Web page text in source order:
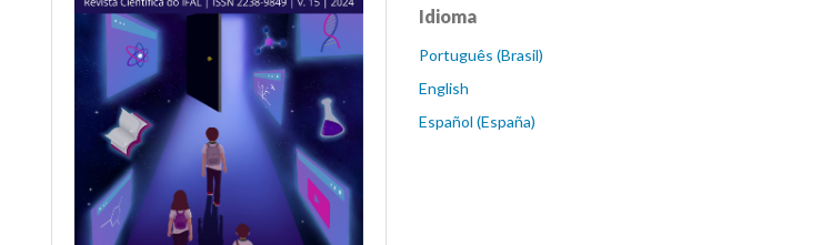
Idioma
Português (Brasil)
English
Español (España)